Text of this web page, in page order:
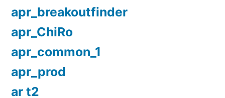
apr_breakoutfinder
apr_ChiRo
apr_common_1
apr_prod
ar t2